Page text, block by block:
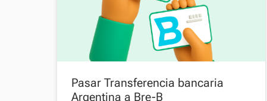
Pasar Transferencia bancaria
Argentina a Bre-B